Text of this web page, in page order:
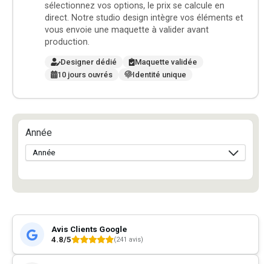
sélectionnez vos options, le prix se calcule en
direct. Notre studio design intègre vos éléments et
vous envoie une maquette à valider avant
production.
Designer dédié
Maquette validée
10 jours ouvrés
Identité unique
Année
Avis Clients Google
4.8/5
(241 avis)